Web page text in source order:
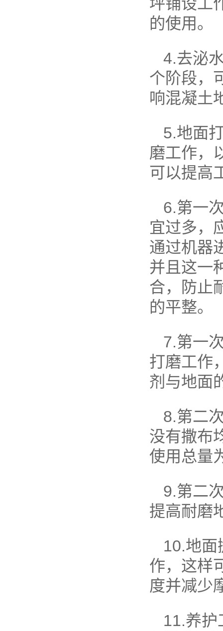
的使用。
4.去泌
个阶段，
响混凝土
5.地面
磨工作，
可以提高
6.第一
宜过多，
通过机器
并且这一
合，防止
的平整。
7.第一
打磨工作
剂与地面
8.第二
没有撒布
使用总量
9.第二
提高耐磨
10.地面
作，这样
度并减少
11.养护